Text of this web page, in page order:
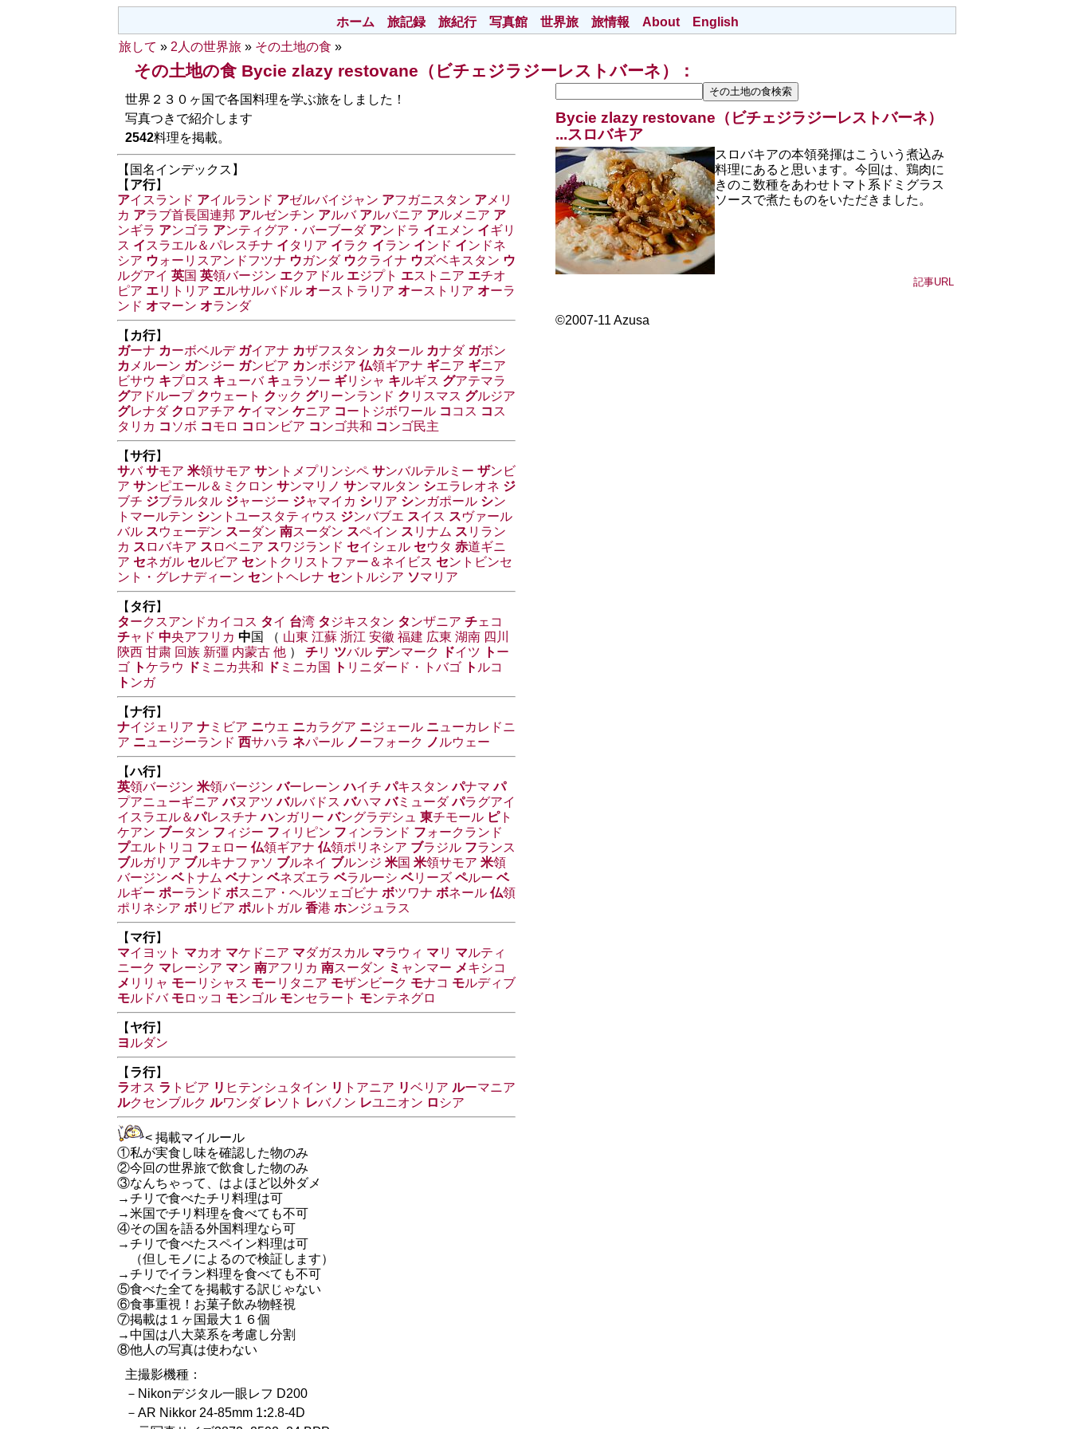
ホーム 旅記録 旅紀行 写真館 世界旅 旅情報 About
English
旅して » 2人の世界旅 » その土地の食 »
その土地の食 Bycie zlazy restovane（ビチェジラジーレストバーネ）：
世界２３０ヶ国で各国料理を学ぶ旅をしました！
写真つきで紹介します
2542料理を掲載。
【国名インデックス】
【 ア行】
アイスランド アイルランド アゼルバイジャン アフガニスタン ア メリ
カ アラブ首長国連邦 アルゼンチン アルバ アルバニア アルメニア ア
ンギラ アンゴラ アンティグア・バーブーダ アンドラ イエメン イギリ
ス イ スラエル＆パレスチナ イ タリア イラク イラン イ ンド イ ンドネ
シア ウ ォーリスアンドフツナ ウガンダ ウクライナ ウズベキスタン ウ
ルグアイ 英国 英領バージン エクアドル エジプト エストニア エチオ
ピア エリトリア エルサルバドル オーストラリア オーストリア オーラ
ンド オマーン オランダ
【 カ行】
ガーナ カーボベルデ ガイアナ カザフスタン カタール カナダ ガボン
カ メルーン ガンジー ガンビア カンボジア 仏領ギアナ ギニア ギニア
ビサウ キプロス キ ューバ キ ュラソー ギリシャ キルギス グアテマラ
グアドループ ク ウェート ク ック グリーンランド ク リスマス グルジア
グレナダ ク ロアチア ケイマン ケニア コートジボワール コ コス コ ス
タリカ コ ソボ コモロ コ ロンビア コ ンゴ共和 コ ンゴ民主
【サ行】
サバ サモア 米領サモア サントメプリンシペ サンバルテルミー ザンビ
ア サンピエール＆ミクロン サンマリノ サンマルタン シエラレオネ ジ
ブチ ジブラルタル ジャージー ジャマイカ シリア シンガポール シン
トマールテン シントユースタティウス ジンバブエ スイス スヴァール
バル スウェーデン スーダン 南スーダン スペイン ス リナム ス リラン
カ ス ロバキア ス ロベニア スワジランド セイシェル セウタ 赤道ギニ
ア セネガル セルビア セントクリストファー＆ネイビス セントビンセ
ント・グレナディーン セントヘレナ セントルシア ソマリア
【 タ行】
タークスアンドカイコス タイ 台湾 タ ジキスタン タ ンザニア チェコ
チャド 中央アフリカ 中国 （ 山東 江蘇 浙江 安徽 福建 広東 湖南 四川
陝西 甘粛 回族 新彊 内蒙古 他 ） チリ ツバル デンマーク ドイツ ト ー
ゴ
トケラウ ド ミニカ共和 ド ミニカ国 ト リニダード・トバゴ ト ルコ
ト ンガ
【ナ行】
ナイジェリア ナ ミビア ニウエ ニカラグア ニジェール ニ ューカレドニ
ア ニ ュージーランド 西サハラ ネパール ノーフォーク ノ ルウェー
【ハ行】
英領バージン 米領バージン バーレーン ハイチ パキスタン パナマ パ
プアニューギニア バヌアツ バルバドス バハマ バミューダ パラグアイ
イスラエル＆パレスチナ ハンガリー バングラデシュ 東チモール ピト
ケアン ブータン フ ィジー フ ィリピン フ ィンランド フ ォークランド
プエルトリコ フ ェロー 仏領ギアナ 仏領ポリネシア ブラジル フランス
ブルガリア ブルキナファソ ブルネイ ブルンジ 米国 米領サモア 米領
バージン ベトナム ベナン ベネズエラ ベラルーシ ベリーズ ペルー ベ
ルギー ポーランド ボスニア・ヘルツェゴビナ ボツワナ ボネール 仏領
ポリネシア ボリビア ポルトガル 香港 ホンジュラス
【 マ行】
マイヨット マカオ マケドニア マダガスカル マラウィ マ リ マルティ
ニーク マレーシア マン 南アフリカ 南スーダン ミ ャンマー メキシコ
メ リリャ モーリシャス モーリタニア モザンビーク モナコ モルディブ
モルドバ モロッコ モンゴル モンセラート モンテネグロ
【 ヤ行】
ヨ ルダン
【 ラ行】
ラオス ラ トビア リ ヒテンシュタイン リ トアニア リベリア ルーマニア
ルクセンブルク ルワンダ レソト レバノン レユニオン ロ シア
< 掲載マイルール
①私が実食し味を確認した物のみ
②今回の世界旅で飲食した物のみ
③なんちゃって、はよほど以外ダメ
→チリで食べたチリ料理は可
→米国でチリ料理を食べても不可
④その国を語る外国料理なら可
→チリで食べたスペイン料理は可
（但しモノによるので検証します）
→チリでイラン料理を食べても不可
⑤食べた全てを掲載する訳じゃない
⑥食事重視！お菓子飲み物軽視
⑦掲載は１ヶ国最大１６個
→中国は八大菜系を考慮し分割
⑧他人の写真は使わない
主撮影機種：
－Nikonデジタル一眼レフ D200
－AR Nikkor 24-85mm 1:2.8-4D
Bycie zlazy restovane（ビチェジラジーレストバーネ）
...スロバキア
スロバキアの本領発揮はこういう煮込み
料理にあると思います。今回は、鶏肉に
きのこ数種をあわせトマト系ドミグラス
ソースで煮たものをいただきました。
記事URL
©2007-11 Azusa